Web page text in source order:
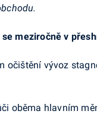
meziročně v
očištění vývoz
oběma hlavním